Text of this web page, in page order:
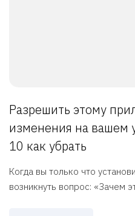
Разрешить этому
изменения на вашем
10 как убрать
Когда вы только что
возникнуть вопрос: «Зачем